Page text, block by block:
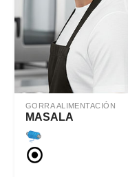
GORRA ALIMENTACIÓN
MASALA